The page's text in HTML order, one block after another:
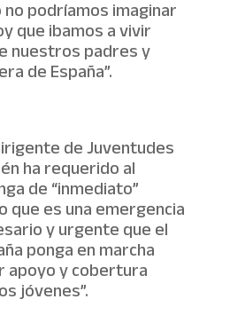
podríamos imaginar
que ibamos a vivir
nuestros padres y
de España”.
de Juventudes
ha requerido al
de “inmediato”
que es una emergencia
y urgente que el
ponga en marcha
apoyo y cobertura
jóvenes”.